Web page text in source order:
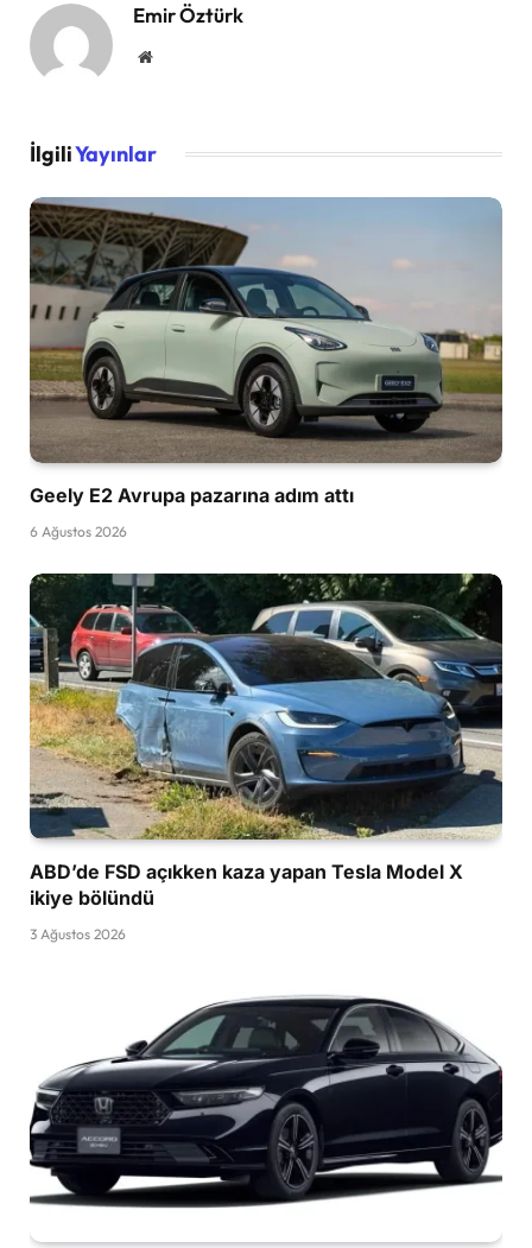
Emir Öztürk
Website
İlgiliYayınlar
Geely E2 Avrupa pazarına adım attı
6 Ağustos 2026
ABD’de FSD açıkken kaza yapan Tesla Model X
ikiye bölündü
3 Ağustos 2026